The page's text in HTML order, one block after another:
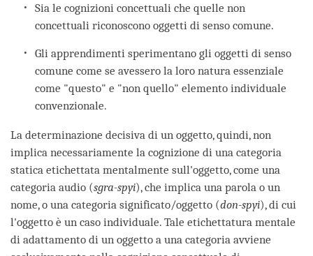
Sia le cognizioni concettuali che quelle non
concettuali riconoscono oggetti di senso comune.
Gli apprendimenti sperimentano gli oggetti di senso
comune come se avessero la loro natura essenziale
come "questo" e "non quello" elemento individuale
convenzionale.
La determinazione decisiva di un oggetto, quindi, non
implica necessariamente la cognizione di una categoria
statica etichettata mentalmente sull'oggetto, come una
categoria audio (sgra-spyi), che implica una parola o un
nome, o una categoria significato/oggetto (don-spyi), di cui
l'oggetto è un caso individuale. Tale etichettatura mentale
di adattamento di un oggetto a una categoria avviene